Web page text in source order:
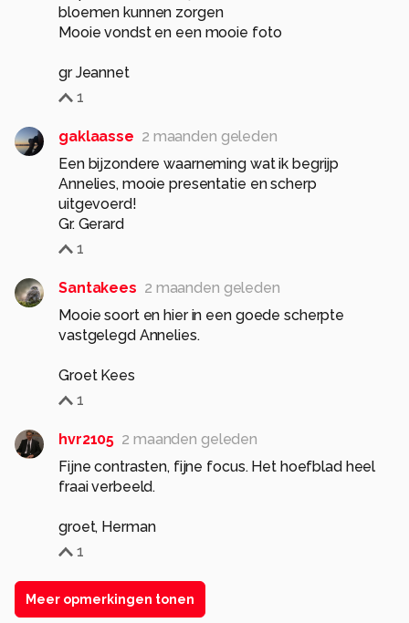
bloemen kunnen zorgen
Mooie vondst en een mooie foto
gr Jeannet
1
gaklaasse 2 maanden geleden
Een bijzondere waarneming wat ik begrijp
Annelies, mooie presentatie en scherp
uitgevoerd!
Gr. Gerard
1
Santakees 2 maanden geleden
Mooie soort en hier in een goede scherpte
vastgelegd Annelies.
Groet Kees
1
hvr2105 2 maanden geleden
Fijne contrasten, fijne focus. Het hoefblad heel
fraai verbeeld.
groet, Herman
1
Meer opmerkingen tonen